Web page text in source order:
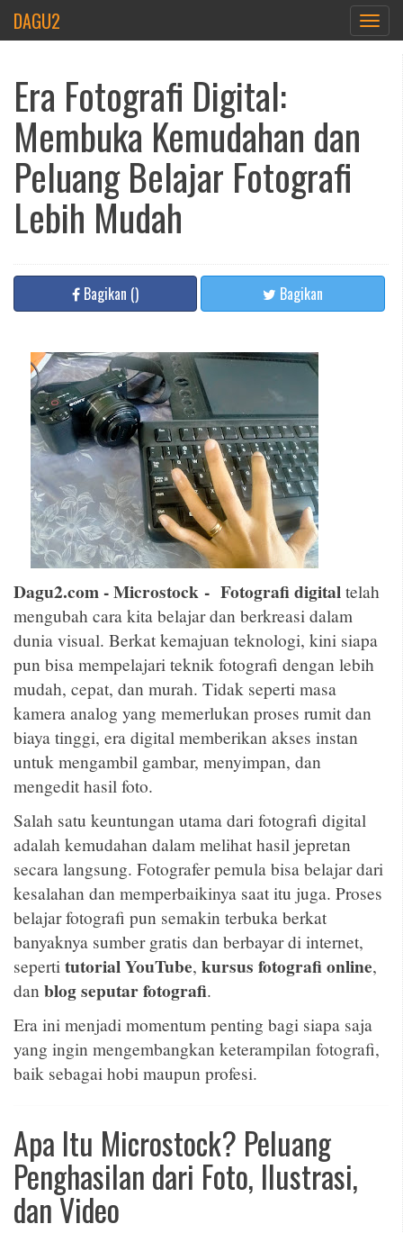
Toggle
DAGU2
Era Fotografi Digital:
Membuka Kemudahan dan
Peluang Belajar Fotografi
Lebih Mudah
Bagikan () Bagikan
Dagu2.com - Microstock - Fotografi digital telah
mengubah cara kita belajar dan berkreasi dalam
dunia visual. Berkat kemajuan teknologi, kini siapa
pun bisa mempelajari teknik fotografi dengan lebih
mudah, cepat, dan murah. Tidak seperti masa
kamera analog yang memerlukan proses rumit dan
biaya tinggi, era digital memberikan akses instan
untuk mengambil gambar, menyimpan, dan
mengedit hasil foto.
Salah satu keuntungan utama dari fotografi digital
adalah kemudahan dalam melihat hasil jepretan
secara langsung. Fotografer pemula bisa belajar dari
kesalahan dan memperbaikinya saat itu juga. Proses
belajar fotografi pun semakin terbuka berkat
banyaknya sumber gratis dan berbayar di internet,
seperti tutorial YouTube, kursus fotografi online,
dan blog seputar fotografi.
Era ini menjadi momentum penting bagi siapa saja
yang ingin mengembangkan keterampilan fotografi,
baik sebagai hobi maupun profesi.
Apa Itu Microstock? Peluang
Penghasilan dari Foto, Ilustrasi,
dan Video